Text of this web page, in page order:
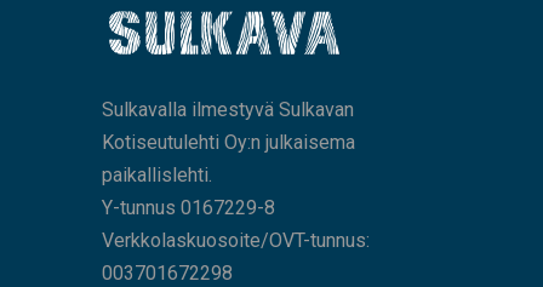
Sulkavalla ilmestyvä Sulkavan
Kotiseutulehti Oy:n julkaisema
paikallislehti.
Y-tunnus 0167229-8
Verkkolaskuosoite/OVT-tunnus:
003701672298